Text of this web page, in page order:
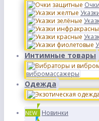
Интимные товары
вибромассажеры
Одежда
NEW Новинки